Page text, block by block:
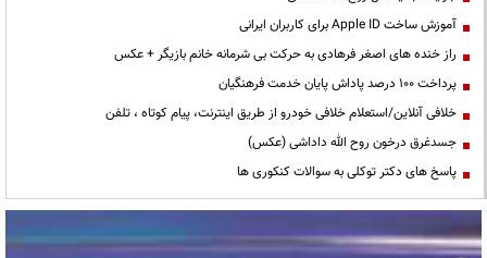
آموزش ساخت Apple ID برای کاربران ایرانی
راز خنده های اصغر فرهادی به حرکت بی شرمانه خانم بازیگر + عکس
پرداخت ۱۰۰ درصد پاداش پایان خدمت فرهنگیان
خلافی آنلاین/استعلام خلافی خودرو از طریق اینترنت، پیام کوتاه ، تلفن
جسدغرق درخون روح الله داداشی (عکس)
پاسخ های دکتر توکلی به سوالات کنکوری ها